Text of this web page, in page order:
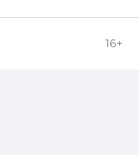
16+